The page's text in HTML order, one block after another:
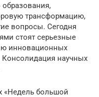
образования,
трансформацию,
вопросы. Сегодня
стоят серьезные
инновационных
научных
«Недель большой